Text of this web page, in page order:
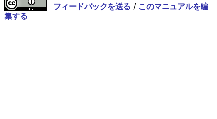
フィードバックを送る / このマニュアルを編
集する